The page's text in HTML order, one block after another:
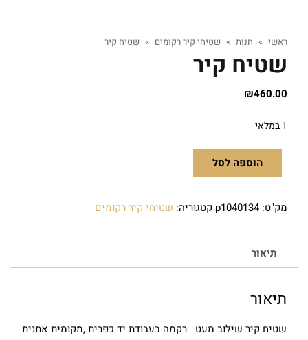
ראשי » חנות » שטיחי קיר רקומים » שטיח קיר
שטיח קיר
₪460.00
1 במלאי
הוספה לסל
מק"ט: p1040134 קטגוריה: שטיחי קיר רקומים
תיאור
תיאור
שטיח קיר שילוב מעט רקמה בעבודת יד כפרית ,מקומית אתנית